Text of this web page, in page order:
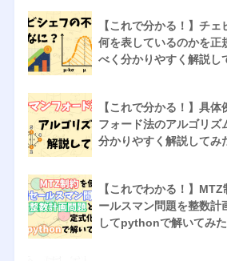
【これで分かる！】チ
何を表しているのかを正
べく分かりやすく解説し
【これで分かる！】具
フォード法のアルゴリズ
分かりやすく解説してみ
【これでわかる！】
ールスマン問題を整数計
してpythonで解いてみた